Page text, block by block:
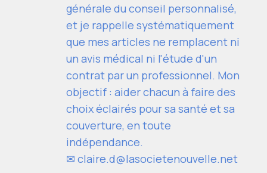
générale du conseil personnalisé,
et je rappelle systématiquement
que mes articles ne remplacent ni
un avis médical ni l'étude d'un
contrat par un professionnel. Mon
objectif : aider chacun à faire des
choix éclairés pour sa santé et sa
couverture, en toute
indépendance.
✉ claire.d@lasocietenouvelle.net